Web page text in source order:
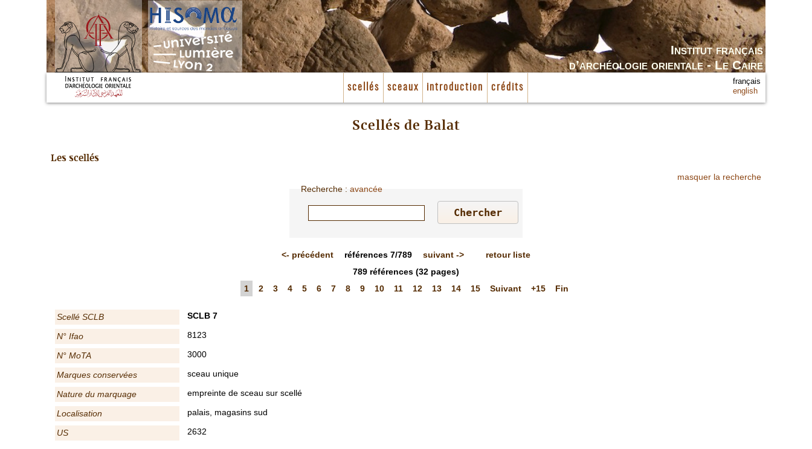
Institut français
d’archéologie orientale - Le Caire
scellés sceaux introduction crédits
français
english
Scellés de Balat
Les scellés
masquer la recherche
Recherche :avancée
<- précédent références 7/789 suivant ->
retour liste
789 références (32 pages)
1
2 3 4 5 6 7 8 9 10 11 12 13 14 15 Suivant +15 Fin
Scellé SCLB SCLB 7
N° Ifao 8123
N° MoTA 3000
Marques conservées sceau unique
Nature du marquage empreinte de sceau sur scellé
Localisation palais, magasins sud
US 2632